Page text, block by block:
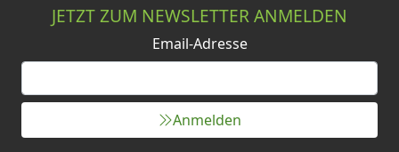
JETZT ZUM NEWSLETTER ANMELDEN
Email-Adresse
Anmelden